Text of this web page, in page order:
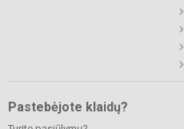
Pastebėjote klaidų?